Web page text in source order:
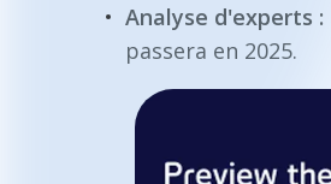
Analyse d'experts :
passera en 2025.